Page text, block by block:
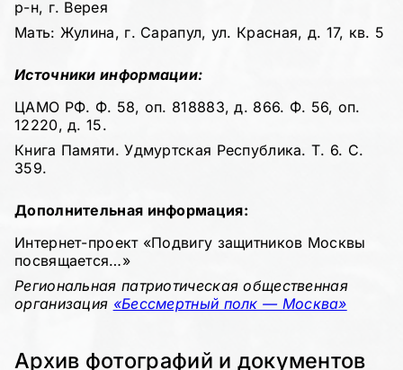
р-н, г. Верея
Мать: Жулина, г. Сарапул, ул. Красная, д. 17, кв. 5
Источники информации:
ЦАМО РФ. Ф. 58, оп. 818883, д. 866. Ф. 56, оп.
12220, д. 15.
Книга Памяти. Удмуртская Республика. Т. 6. С.
359.
Дополнительная информация:
Интернет-проект «Подвигу защитников Москвы
посвящается…»
Региональная патриотическая общественная
организация «Бессмертный полк — Москва»
Архив фотографий и документов